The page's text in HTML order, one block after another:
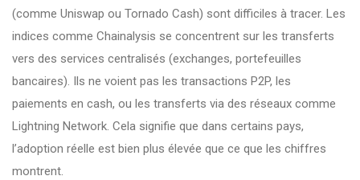
(comme Uniswap ou Tornado Cash) sont difficiles à tracer. Les
indices comme Chainalysis se concentrent sur les transferts
vers des services centralisés (exchanges, portefeuilles
bancaires). Ils ne voient pas les transactions P2P, les
paiements en cash, ou les transferts via des réseaux comme
Lightning Network. Cela signifie que dans certains pays,
l’adoption réelle est bien plus élevée que ce que les chiffres
montrent.